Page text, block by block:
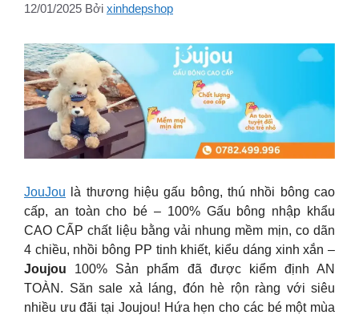
12/01/2025 Bởi xinhdepshop
JouJou là thương hiệu gấu bông, thú nhồi bông cao
cấp, an toàn cho bé – 100% Gấu bông nhập khẩu
CAO CẤP chất liệu bằng vải nhung mềm mịn, co dãn
4 chiều, nhồi bông PP tinh khiết, kiểu dáng xinh xắn –
Joujou 100% Sản phẩm đã được kiểm định AN
TOÀN. Săn sale xả láng, đón hè rộn ràng với siêu
nhiều ưu đãi tại Joujou! Hứa hẹn cho các bé một mùa